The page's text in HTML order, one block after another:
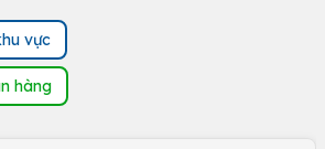
vực
hàng